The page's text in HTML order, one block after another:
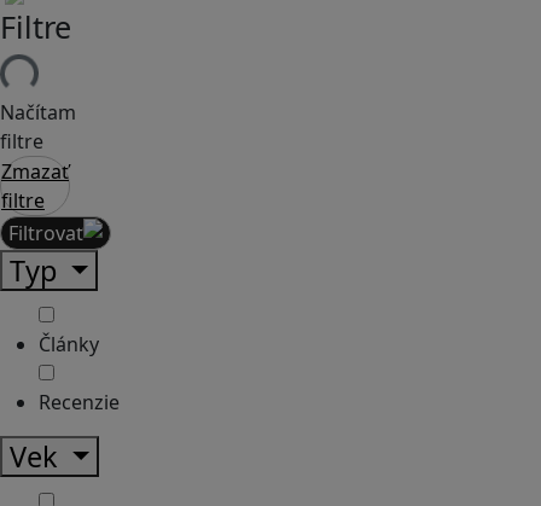
Filtre
Načítam
filtre
Zmazať
filtre
Filtrovať
Typ
Články
Recenzie
Vek